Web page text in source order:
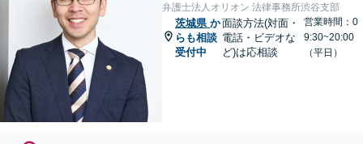
弁護士法人オリオン 法律事務所渋谷支部
茨城県 か
らも相談
受付中
面談方法(対面・
電話・ビデオな
ど)は応相談
営業時間：0
9:30~20:00
（平日）